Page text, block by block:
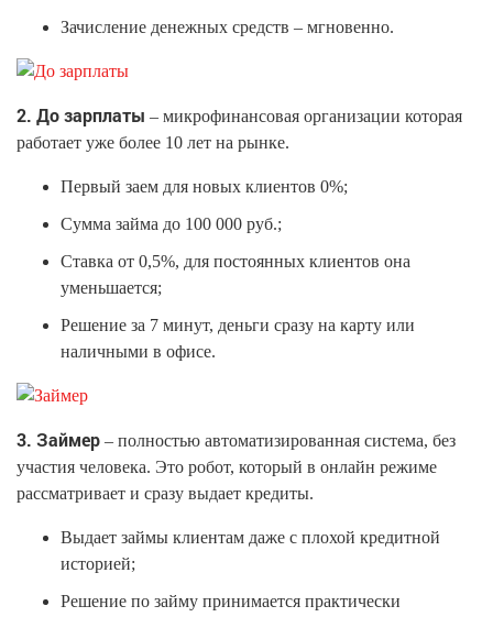
Зачисление денежных средств – мгновенно.
2. До зарплаты – микрофинансовая организации которая
работает уже более 10 лет на рынке.
Первый заем для новых клиентов 0%;
Сумма займа до 100 000 руб.;
Ставка от 0,5%, для постоянных клиентов она
уменьшается;
Решение за 7 минут, деньги сразу на карту или
наличными в офисе.
3. Займер – полностью автоматизированная система, без
участия человека. Это робот, который в онлайн режиме
рассматривает и сразу выдает кредиты.
Выдает займы клиентам даже с плохой кредитной
историей;
Решение по займу принимается практически